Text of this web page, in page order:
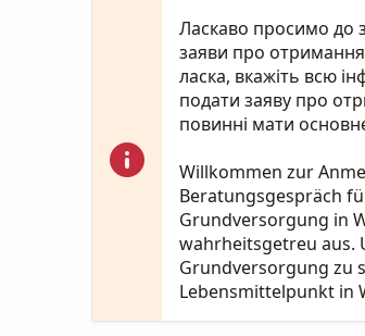
Ласкаво просимо до
заяви про отримання
ласка, вкажіть всю
подати заяву про
повинні мати
Willkommen zur
Beratungsgespräch
Grundversorgung in
wahrheitsgetreu aus.
Grundversorgung zu
Lebensmittelpunkt in